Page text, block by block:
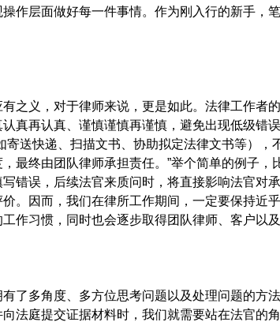
作层面做好每一件事情。作为刚入行的新手，
之义，对于律师来说，更是如此。法律工作者
真再认真、谨慎谨慎再谨慎，避免出现低级错
寄送快递、扫描文书、协助拟定法律文书等），
最终由团队律师承担责任。”举个简单的例子，
错误，后续法官来质问时，将直接影响法官对
。因而，我们在律所工作期间，一定要保持近
作习惯，同时也会逐步取得团队律师、客户以及
了多角度、多方位思考问题以及处理问题的方
法庭提交证据材料时，我们就需要站在法官的